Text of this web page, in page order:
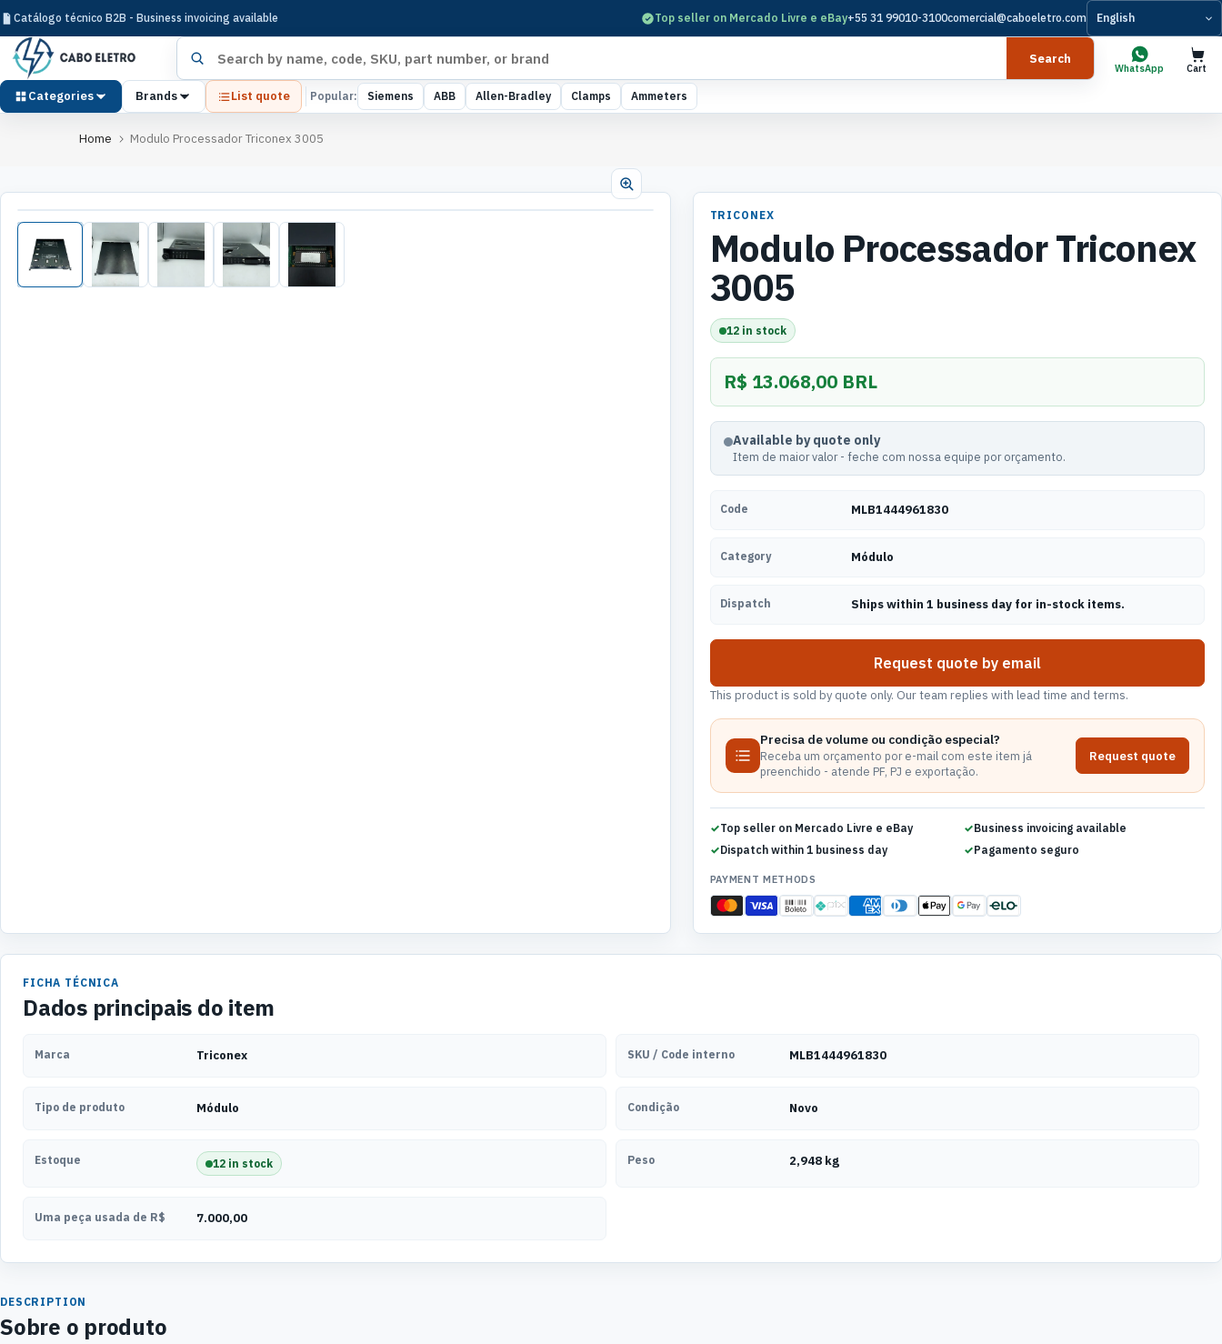
Pular
para
o
conteúdo
Catálogo técnico B2B - Business invoicing available Top seller on Mercado Livre e eBay+55 31 99010-3100comercial@caboeletro.com
Language
Search products
Search
WhatsApp Cart
Categories Brands List quote Popular: Siemens ABB Allen-Bradley Clamps Ammeters
Home Modulo Processador Triconex 3005
TRICONEX
Modulo Processador Triconex
3005
12 in stock
R$ 13.068,00 BRL
Available by quote only
Item de maior valor - feche com nossa equipe por orçamento.
Code MLB1444961830
Category Módulo
Dispatch Ships within 1 business day for in-stock items.
Request quote by email
This product is sold by quote only. Our team replies with lead time and terms.
Precisa de volume ou condição especial?
Receba um orçamento por e-mail com este item já
preenchido - atende PF, PJ e exportação.
Request quote
Top seller on Mercado Livre e eBay
Business invoicing available
Dispatch within 1 business day
Pagamento seguro
PAYMENT METHODS
FICHA TÉCNICA
Dados principais do item
Marca Triconex SKU / Code interno MLB1444961830
Tipo de produto Módulo Condição Novo
Estoque 12 in stock Peso 2,948 kg
Uma peça usada de R$ 7.000,00
DESCRIPTION
Sobre o produto